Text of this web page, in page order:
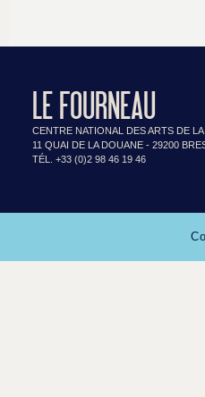
LE FOURNEAU
CENTRE NATIONAL DES ARTS DE
11 QUAI DE LA DOUANE - 29200
TÉL. +33 (0)2 98 46 19 46